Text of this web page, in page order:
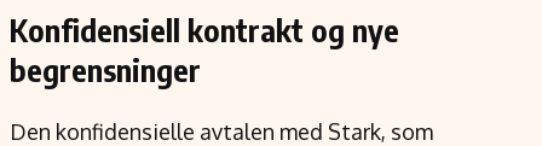
Konfidensiell kontrakt og nye
begrensninger
Den konfidensielle avtalen med Stark, som